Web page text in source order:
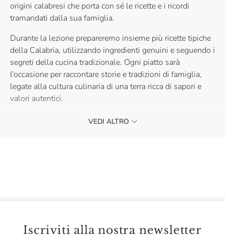
origini calabresi che porta con sé le ricette e i ricordi
tramandati dalla sua famiglia.
Durante la lezione prepareremo insieme più ricette tipiche
della Calabria, utilizzando ingredienti genuini e seguendo i
segreti della cucina tradizionale. Ogni piatto sarà
l’occasione per raccontare storie e tradizioni di famiglia,
legate alla cultura culinaria di una terra ricca di sapori e
valori autentici.
Un’esperienza che va oltre la cucina: un viaggio tra i
VEDI ALTRO
Iscriviti alla nostra newsletter